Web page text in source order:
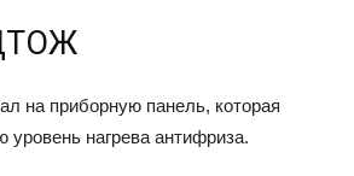
на приборную панель, которая
уровень нагрева антифриза.